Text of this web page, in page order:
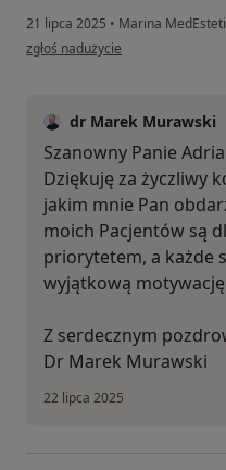
21 lipca 2025 • Marina
w opinii użytkownika Adrian G
zgłoś nadużycie
dr Marek Murawski
Szanowny Panie
Dziękuję za życzliwy
jakim mnie Pan
moich Pacjentów są
priorytetem, a każde
wyjątkową
Z serdecznym
Dr Marek Murawski
22 lipca 2025